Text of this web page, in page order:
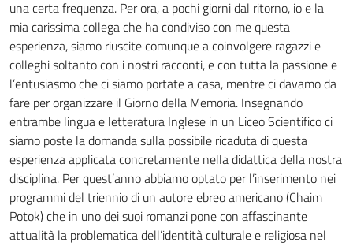
una certa frequenza. Per ora, a pochi giorni dal ritorno, io e la
mia carissima collega che ha condiviso con me questa
esperienza, siamo riuscite comunque a coinvolgere ragazzi e
colleghi soltanto con i nostri racconti, e con tutta la passione e
l’entusiasmo che ci siamo portate a casa, mentre ci davamo da
fare per organizzare il Giorno della Memoria. Insegnando
entrambe lingua e letteratura Inglese in un Liceo Scientifico ci
siamo poste la domanda sulla possibile ricaduta di questa
esperienza applicata concretamente nella didattica della nostra
disciplina. Per quest’anno abbiamo optato per l’inserimento nei
programmi del triennio di un autore ebreo americano (Chaim
Potok) che in uno dei suoi romanzi pone con affascinante
attualità la problematica dell’identità culturale e religiosa nel